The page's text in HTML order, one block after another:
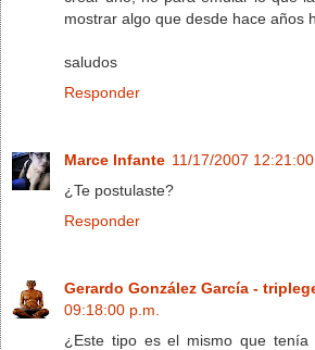
mostrar algo que desde hace años
saludos
Responder
Marce Infante 11/17/2007 12:21:00
¿Te postulaste?
Responder
Gerardo González García -
09:18:00 p.m.
¿Este tipo es el mismo que